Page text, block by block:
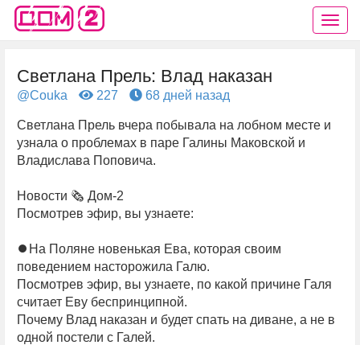
Светлана Прель: Влад наказан
@Couka 227 68 дней назад
Светлана Прель вчера побывала на лобном месте и
узнала о проблемах в паре Галины Маковской и
Владислава Поповича.
Новости 🗞️ Дом-2
Посмотрев эфир, вы узнаете:
⏺На Поляне новенькая Ева, которая своим
поведением насторожила Галю.
Посмотрев эфир, вы узнаете, по какой причине Галя
считает Еву беспринципной.
Почему Влад наказан и будет спать на диване, а не в
одной постели с Галей.